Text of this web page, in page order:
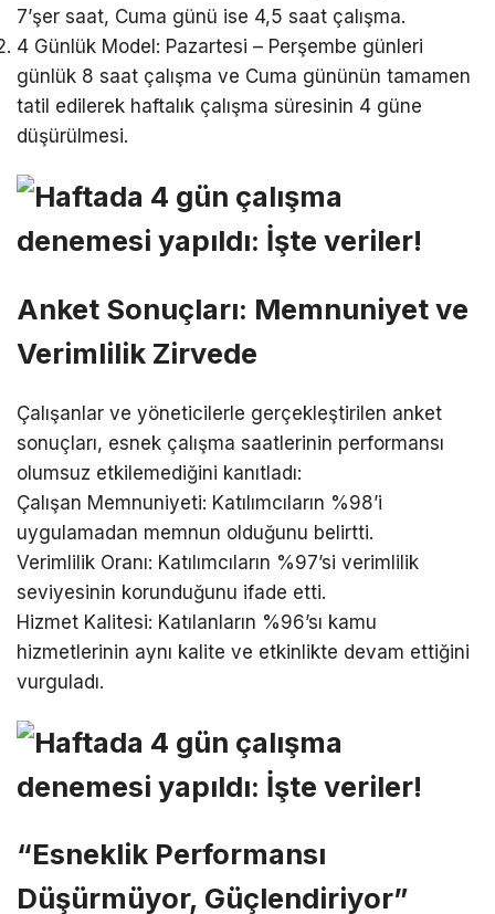
7’şer saat, Cuma günü ise 4,5 saat çalışma.
4 Günlük Model: Pazartesi – Perşembe günleri
günlük 8 saat çalışma ve Cuma gününün tamamen
tatil edilerek haftalık çalışma süresinin 4 güne
düşürülmesi.
Anket Sonuçları: Memnuniyet ve
Verimlilik Zirvede
Çalışanlar ve yöneticilerle gerçekleştirilen anket
sonuçları, esnek çalışma saatlerinin performansı
olumsuz etkilemediğini kanıtladı:
Çalışan Memnuniyeti: Katılımcıların %98’i
uygulamadan memnun olduğunu belirtti.
Verimlilik Oranı: Katılımcıların %97’si verimlilik
seviyesinin korunduğunu ifade etti.
Hizmet Kalitesi: Katılanların %96’sı kamu
hizmetlerinin aynı kalite ve etkinlikte devam ettiğini
vurguladı.
“Esneklik Performansı
Düşürmüyor, Güçlendiriyor”